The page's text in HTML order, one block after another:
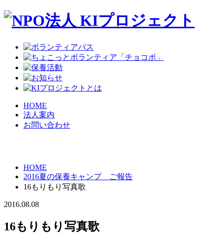
HOME
法人案内
お問い合わせ
HOME
2016夏の保養キャンプ ご報告
16もりもり写真歌
2016.08.08
16もりもり写真歌